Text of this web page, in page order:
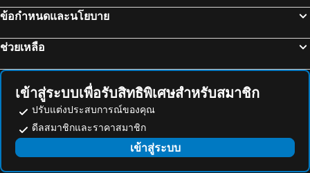
The Nice Hotel
The Elements Krabi Resort
Kokotel Krabi Seaside
Noppharat Resort
ดู ดี บูติค รีสอร์ท, โดย สวิสชาเล่ต์ ประเทศไทย
Syama V Beachfront Resort Ao Nang Krabi, Aspira Collection - Adults Only
Diamond Place Ao Nang
Ayodhaya Palace Beach Resort - SHA Plus certified
โรงแรมไดมอนด์เพลส
อาภาสรี กระบี่
หาดนพรัตน์ธารา โรงแรมชายหาด
หน้าทอน โรงแรมชายหาด
ข้อกำหนดและนโยบาย
ช่วยเหลือ
เข้าสู่ระบบเพื่อรับสิทธิพิเศษสำหรับสมาชิก
ปรับแต่งประสบการณ์ของคุณ
ดีลสมาชิกและราคาสมาชิก
เข้าสู่ระบบ